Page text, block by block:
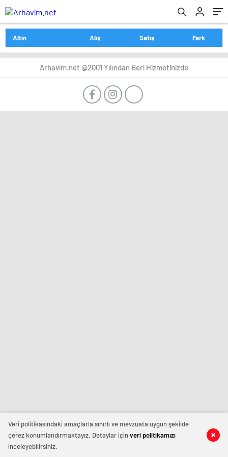
Altın Alış Satış Fark
Arhavim.net @2001 Yılından Beri Hizmetinizde
Veri politikasındaki amaçlarla sınırlı ve mevzuata uygun şekilde
çerez konumlandırmaktayız. Detaylar içinveri politikamızı
inceleyebilirsiniz.